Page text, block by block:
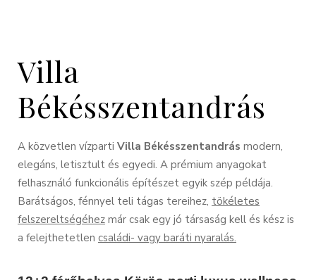
Villa
Békésszentandrás
A közvetlen vízparti Villa Békésszentandrás modern,
elegáns, letisztult és egyedi. A prémium anyagokat
felhasználó funkcionális építészet egyik szép példája.
Barátságos, fénnyel teli tágas tereihez, tökéletes
felszereltségéhez már csak egy jó társaság kell és kész is
a felejthetetlen családi- vagy baráti nyaralás.